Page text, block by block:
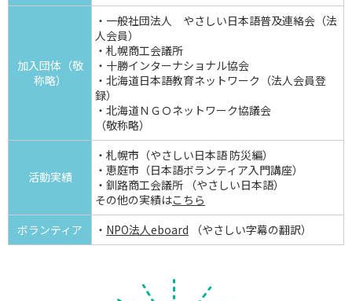
加入団体（敬
称略）
・一般社団法人 やさしい日本語普及連絡会（法
人会員）
・札幌商工会議所
・十勝インターナショナル協会
・北海道日本語教育ネットワーク（法人会員登
録）
・北海道ＮＧＯネットワーク協議会
（敬称略）
活動実績
・札幌市（やさしい日本語 防災編）
・恵庭市（日本語ボランティア入門講座）
・釧路商工会議所 （やさしい日本語）
その他の実績はこちら
ボランティア
・ NPO法人eboard （やさしい字幕の翻訳）